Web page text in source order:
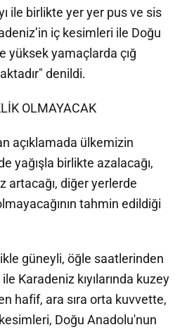
ile birlikte yer yer pus ve sis
iç kesimleri ile Doğu
yüksek yamaçlarda çığ
denildi.
OLMAYACAK
açıklamada ülkemizin
yağışla birlikte azalacağı,
artacağı, diğer yerlerde
tahmin edildiği
güneyli, öğle saatlerinden
Karadeniz kıyılarında kuzey
hafif, ara sıra orta kuvvette,
Doğu Anadolu'nun